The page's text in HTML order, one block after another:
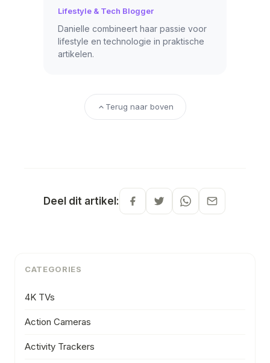
Lifestyle & Tech Blogger
Danielle combineert haar passie voor
lifestyle en technologie in praktische
artikelen.
Terug naar boven
Deel dit artikel:
CATEGORIES
4K TVs
Action Cameras
Activity Trackers